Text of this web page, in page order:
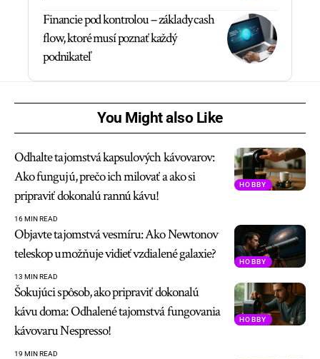
Financie pod kontrolou – základy cash
flow, ktoré musí poznať každý
podnikateľ
You Might also Like
HOBBY
Odhalte tajomstvá kapsulových kávovarov:
Ako fungujú, prečo ich milovať a ako si
pripraviť dokonalú rannú kávu!
16 MIN READ
HOBBY
Objavte tajomstvá vesmíru: Ako Newtonov
teleskop umožňuje vidieť vzdialené galaxie?
13 MIN READ
HOBBY
Šokujúci spôsob, ako pripraviť dokonalú
kávu doma: Odhalené tajomstvá fungovania
kávovaru Nespresso!
19 MIN READ